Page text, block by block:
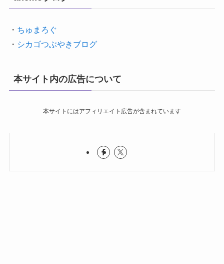
・ ちゅまろぐ
・ シカゴつぶやきブログ
本サイト内の広告について
本サイトにはアフィリエイト広告が含まれています